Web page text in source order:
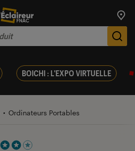
BOICHI : L'EXPO VIRTUELLE
Ordinateurs Portables